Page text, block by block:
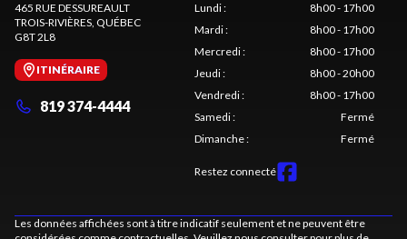
465 RUE DESSUREAULT
TROIS-RIVIÈRES, QUÉBEC
G8T 2L8
ITINÉRAIRE
819 374-4444
Lundi:
8h00 - 17h00
Mardi:
8h00 - 17h00
Mercredi:
8h00 - 17h00
Jeudi:
8h00 - 20h00
Vendredi:
8h00 - 17h00
Samedi:
Fermé
Dimanche: Fermé
Restez connecté
Les données affichées sont à titre indicatif seulement et ne peuvent être